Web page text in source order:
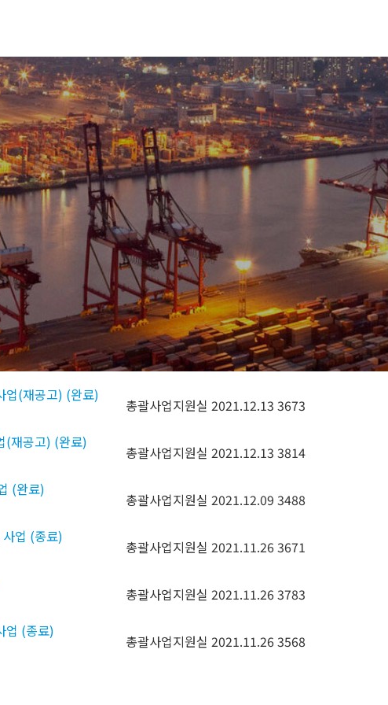
작성자
조회수
외주용역 사업 (완료)
총괄사업지원실 2022.02.25
(재공고) (완료)
총괄사업지원실2021.12.17 3803
업(재공고) (완료)
총괄사업지원실2021.12.133730
(완료)
총괄사업지원실2021.12.133668
업(재공고) (완료)
총괄사업지원실 2021.12.13 3673
(재공고) (완료)
총괄사업지원실 2021.12.13 3814
(완료)
총괄사업지원실 2021.12.09 3488
업 (종료)
총괄사업지원실 2021.11.263671
총괄사업지원실 2021.11.263783
업 (종료)
총괄사업지원실 2021.11.263568